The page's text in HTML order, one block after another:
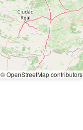
© OpenStreetMap contributors